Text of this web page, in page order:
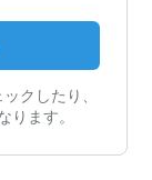
クしたり、
ります。